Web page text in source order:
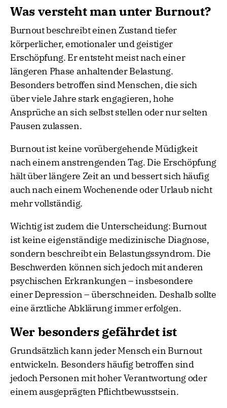
Was versteht man unter Burnout?
Burnout beschreibt einen Zustand tiefer
körperlicher, emotionaler und geistiger
Erschöpfung. Er entsteht meist nach einer
längeren Phase anhaltender Belastung.
Besonders betroffen sind Menschen, die sich
über viele Jahre stark engagieren, hohe
Ansprüche an sich selbst stellen oder nur selten
Pausen zulassen.
Burnout ist keine vorübergehende Müdigkeit
nach einem anstrengenden Tag. Die Erschöpfung
hält über längere Zeit an und bessert sich häufig
auch nach einem Wochenende oder Urlaub nicht
mehr vollständig.
Wichtig ist zudem die Unterscheidung: Burnout
ist keine eigenständige medizinische Diagnose,
sondern beschreibt ein Belastungssyndrom. Die
Beschwerden können sich jedoch mit anderen
psychischen Erkrankungen – insbesondere
einer Depression – überschneiden. Deshalb sollte
eine ärztliche Abklärung immer erfolgen.
Wer besonders gefährdet ist
Grundsätzlich kann jeder Mensch ein Burnout
entwickeln. Besonders häufig betroffen sind
jedoch Personen mit hoher Verantwortung oder
einem ausgeprägten Pflichtbewusstsein.